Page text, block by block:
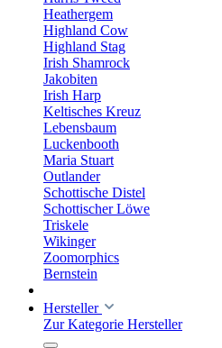
Heathergem
Highland Cow
Highland Stag
Irish Shamrock
Jakobiten
Irish Harp
Keltisches Kreuz
Lebensbaum
Luckenbooth
Maria Stuart
Outlander
Schottische Distel
Schottischer Löwe
Triskele
Wikinger
Zoomorphics
Bernstein
Hersteller
Zur Kategorie Hersteller